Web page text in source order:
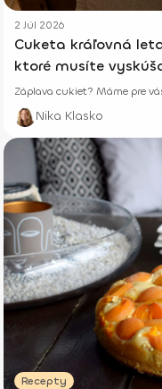
2 Júl 2026
Cuketa kráľovná
ktoré musíte
Záplava cukiet? Máme pre
Nika Klasko
Recepty